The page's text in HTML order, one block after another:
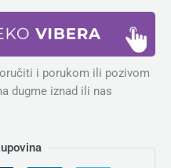
i porukom ili pozivom
dugme iznad ili nas